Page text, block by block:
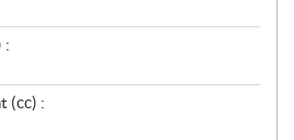
:
(cc) :